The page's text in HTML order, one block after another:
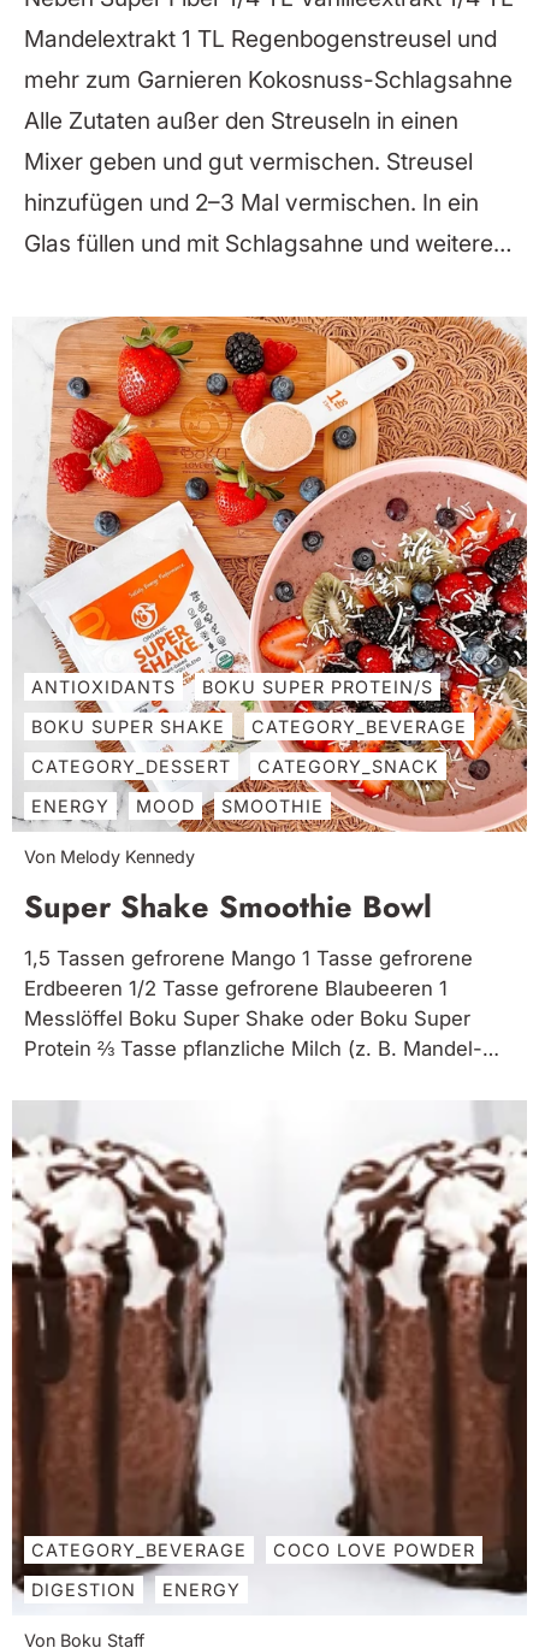
Mandelextrakt 1 TL Regenbogenstreusel und
mehr zum Garnieren Kokosnuss-Schlagsahne
Alle Zutaten außer den Streuseln in einen
Mixer geben und gut vermischen. Streusel
hinzufügen und 2–3 Mal vermischen. In ein
Glas füllen und mit Schlagsahne und weiteren
ANTIOXIDANTS
BOKU SUPER PROTEIN/S
BOKU SUPER SHAKE
CATEGORY_BEVERAGE
CATEGORY_DESSERT
CATEGORY_SNACK
ENERGY
MOOD SMOOTHIE
Von Melody Kennedy
Super Shake Smoothie Bowl
1,5 Tassen gefrorene Mango 1 Tasse gefrorene
Erdbeeren 1/2 Tasse gefrorene Blaubeeren 1
Messlöffel Boku Super Shake oder Boku Super
Protein ⅔ Tasse pflanzliche Milch (z. B. Mandel-
Hochgeschwindigkeitsmixer. Mischen Sie die
Zutaten zu einer glatten Masse und verwenden Sie
je nach...
CATEGORY_BEVERAGE
COCO LOVE POWDER
DIGESTION
ENERGY
Von Boku Staff